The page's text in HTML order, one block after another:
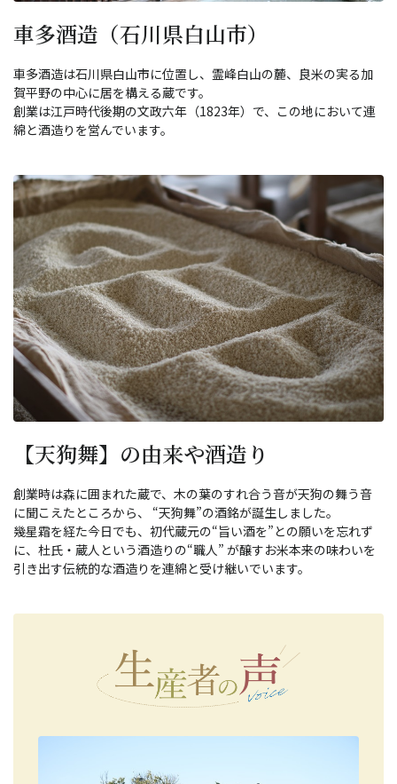
車多酒造（石川県白山市）
車多酒造は石川県白山市に位置し、霊峰白山の麓、良米の実る加
賀平野の中心に居を構える蔵です。
創業は江戸時代後期の文政六年（1823年）で、この地において連
綿と酒造りを営んでいます。
【天狗舞】の由来や酒造り
創業時は森に囲まれた蔵で、木の葉のすれ合う音が天狗の舞う音
に聞こえたところから、 “天狗舞”の酒銘が誕生しました。
幾星霜を経た今日でも、初代蔵元の“旨い酒を”との願いを忘れず
に、杜氏・蔵人という酒造りの“職人” が醸すお米本来の味わいを
引き出す伝統的な酒造りを連綿と受け継いでいます。